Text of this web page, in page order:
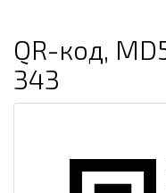
QR-код,
343